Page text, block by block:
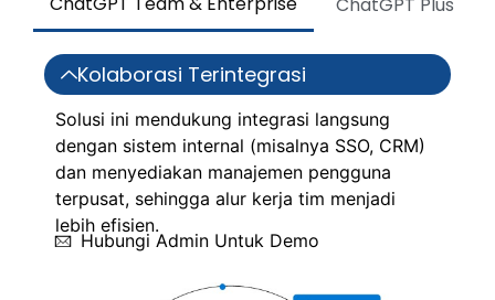
ChatGPT Plus
Kolaborasi Terintegrasi
Solusi ini mendukung integrasi langsung
dengan sistem internal (misalnya SSO, CRM)
dan menyediakan manajemen pengguna
terpusat, sehingga alur kerja tim menjadi
lebih efisien.
Hubungi Admin Untuk Demo